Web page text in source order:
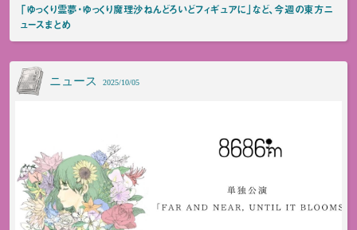
「ゆっくり霊夢・ゆっくり魔理沙ねんどろいどフィギュアに」など、今週の東方ニ
ュースまとめ
ニュース 2025/10/05